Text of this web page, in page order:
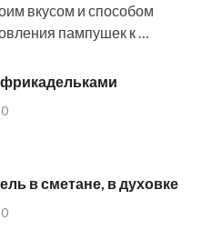
вкусом и способом
пампушек к …
в сметане, в духовке